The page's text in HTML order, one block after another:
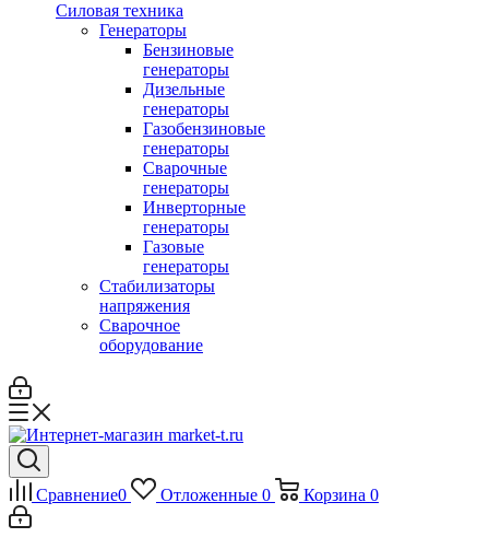
Силовая техника
Генераторы
Бензиновые
генераторы
Дизельные
генераторы
Газобензиновые
генераторы
Сварочные
генераторы
Инверторные
генераторы
Газовые
генераторы
Стабилизаторы
напряжения
Cварочное
оборудование
Сравнение0 Отложенные 0 Корзина 0